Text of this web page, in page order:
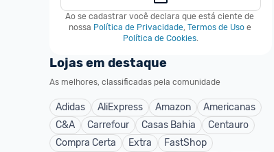
Ao se cadastrar você declara que está ciente de
nossa Política de Privacidade, Termos de Uso e
Política de Cookies.
Lojas em destaque
As melhores, classificadas pela comunidade
Adidas AliExpress Amazon
Americanas
C&A
Carrefour Casas Bahia
Centauro
Compra Certa
Extra
FastShop